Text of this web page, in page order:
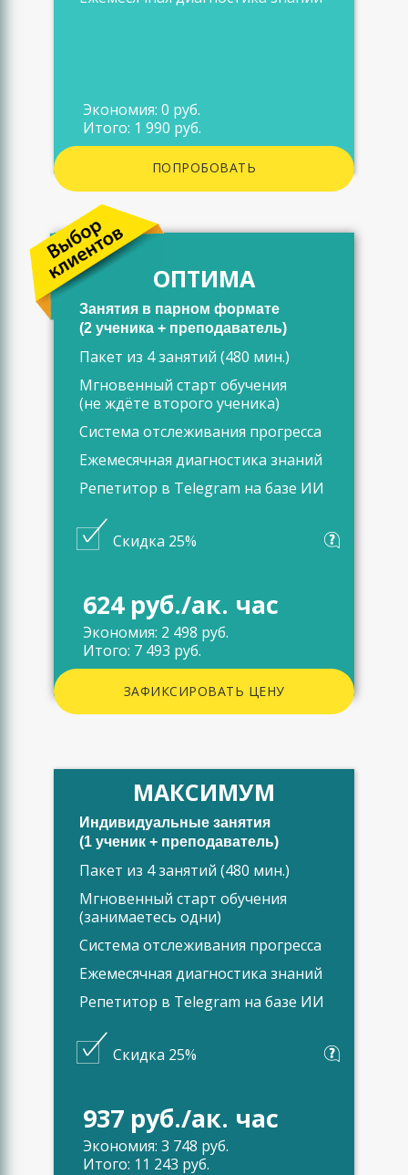
Экономия: 0 руб.
Итого: 1 990 руб.
ПОПРОБОВАТЬ
ОПТИМА
Занятия в парном формате
(2 ученика + преподаватель)
Пакет из 4 занятий (480 мин.)
Мгновенный старт обучения
(не ждёте второго ученика)
Система отслеживания прогресса
Ежемесячная диагностика знаний
Репетитор в Telegram на базе ИИ
Скидка 25%
624 руб./ак. час
Экономия: 2 498 руб.
Итого: 7 493 руб.
ЗАФИКСИРОВАТЬ ЦЕНУ
МАКСИМУМ
Индивидуальные занятия
(1 ученик + преподаватель)
Пакет из 4 занятий (480 мин.)
Мгновенный старт обучения
(занимаетесь одни)
Система отслеживания прогресса
Ежемесячная диагностика знаний
Репетитор в Telegram на базе ИИ
Скидка 25%
937 руб./ак. час
Экономия: 3 748 руб.
Итого: 11 243 руб.